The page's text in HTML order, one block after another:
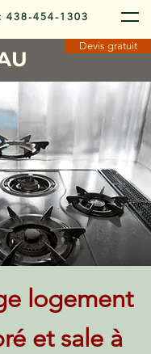
:438-454-1303
Devis gratuit
logement
et sale à